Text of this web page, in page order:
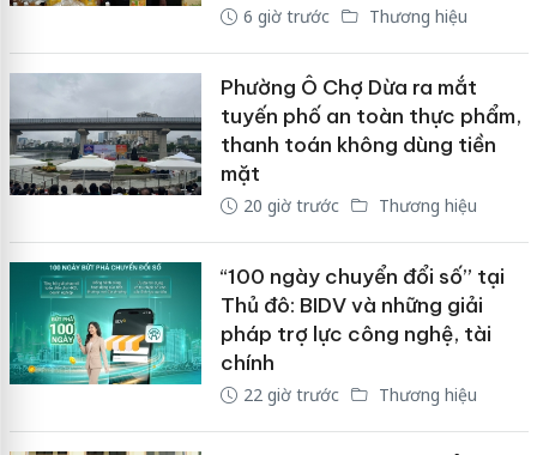
6 giờ trước Thương hiệu
Phường Ô Chợ Dừa ra mắt
tuyến phố an toàn thực phẩm,
thanh toán không dùng tiền
mặt
20 giờ trước Thương hiệu
“100 ngày chuyển đổi số” tại
Thủ đô: BIDV và những giải
pháp trợ lực công nghệ, tài
chính
22 giờ trước Thương hiệu